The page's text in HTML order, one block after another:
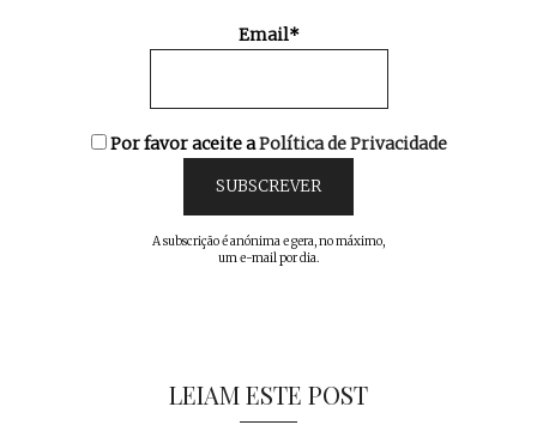
Email*
Por favor aceite aPolítica de Privacidade
A subscrição é anónima e gera, no máximo,
um e-mail por dia.
LEIAM ESTE POST